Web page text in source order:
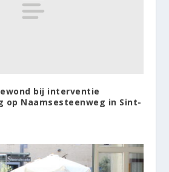
bij interventie
op Naamsesteenweg in Sint-